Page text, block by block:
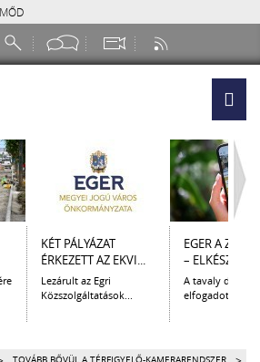
KÉT PÁLYÁZAT
ÉRKEZETT AZ EKVI...
Lezárult az Egri
Közszolgáltatások...
EGER A
– ELKÉSZÜLT
A tavaly
elfogadott
TOVÁBB BŐVÜL A TÉRFIGYELŐ-KAMERARENDSZER